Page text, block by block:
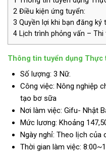
2 Điều kiện ứng tuyển:
3 Quyền lợi khi bạn đăng ký
4 Lịch trình phỏng vấn – Thi
Thông tin tuyển dụng Thực
Số lượng: 3 Nữ.
Công việc: Nông nghiệp
tạo bơ sữa
Nơi làm việc: Gifu- Nhật
Mức lương: Khoảng
Ngày nghỉ: Theo lịch của
Thời gian làm việc: